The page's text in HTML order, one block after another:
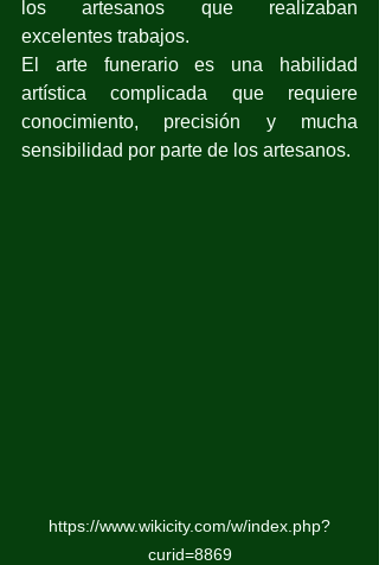
los artesanos que realizaban
excelentes trabajos.
El arte funerario es una habilidad
artística complicada que requiere
conocimiento, precisión y mucha
sensibilidad por parte de los artesanos.
https://www.wikicity.com/w/index.php?
curid=8869